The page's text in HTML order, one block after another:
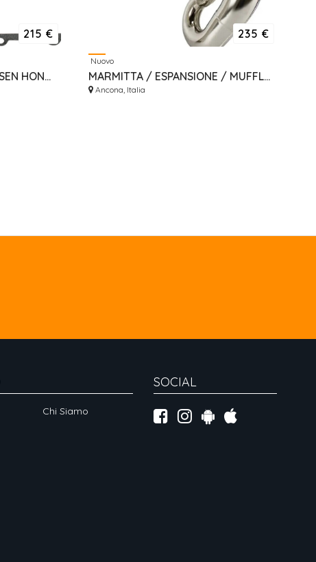
215 €
PACCO LAMELLARE BOYESEN HONDA CR 250 R ANNO 2003
235 €
Nuovo
MARMITTA / ESPANSIONE / MUFFLER OXA SHERCO 250/300 025/026
Ancona, Italia
Chi Siamo
SOCIAL